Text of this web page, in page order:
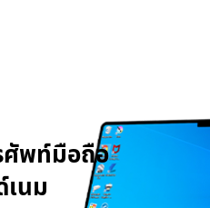
ไอที
ศัพท์มือถือ
เนม